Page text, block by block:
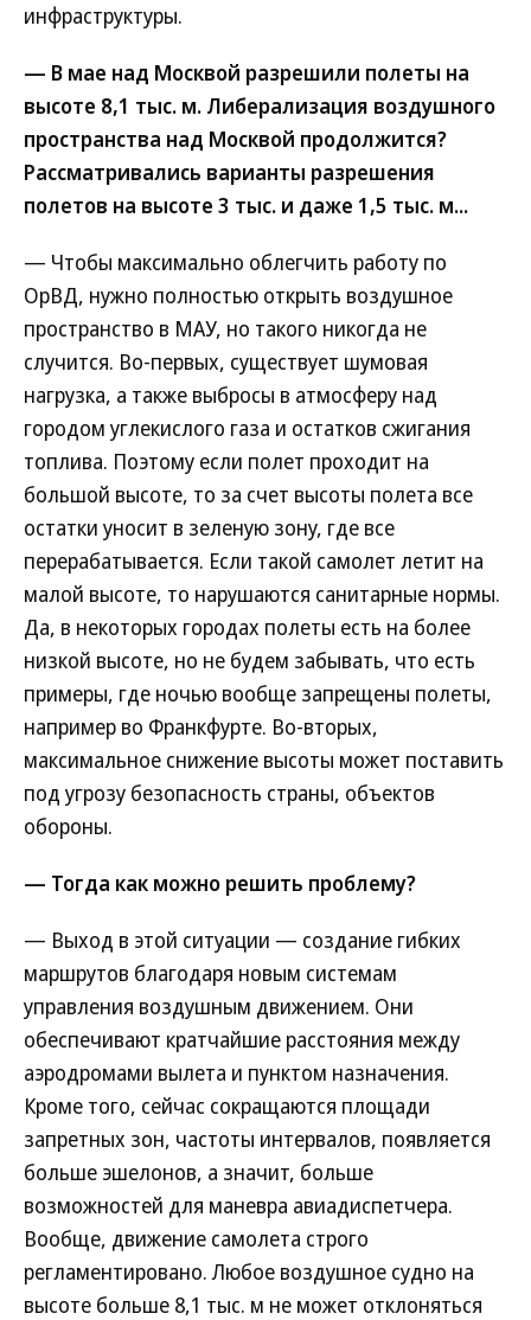
инфраструктуры.
— В мае над Москвой разрешили полеты на
высоте 8,1 тыс. м. Либерализация воздушного
пространства над Москвой продолжится?
Рассматривались варианты разрешения
полетов на высоте 3 тыс. и даже 1,5 тыс. м...
— Чтобы максимально облегчить работу по
ОрВД, нужно полностью открыть воздушное
пространство в МАУ, но такого никогда не
случится. Во-первых, существует шумовая
нагрузка, а также выбросы в атмосферу над
городом углекислого газа и остатков сжигания
топлива. Поэтому если полет проходит на
большой высоте, то за счет высоты полета все
остатки уносит в зеленую зону, где все
перерабатывается. Если такой самолет летит на
малой высоте, то нарушаются санитарные нормы.
Да, в некоторых городах полеты есть на более
низкой высоте, но не будем забывать, что есть
примеры, где ночью вообще запрещены полеты,
например во Франкфурте. Во-вторых,
максимальное снижение высоты может поставить
под угрозу безопасность страны, объектов
обороны.
— Тогда как можно решить проблему?
— Выход в этой ситуации — создание гибких
маршрутов благодаря новым системам
управления воздушным движением. Они
обеспечивают кратчайшие расстояния между
аэродромами вылета и пунктом назначения.
Кроме того, сейчас сокращаются площади
запретных зон, частоты интервалов, появляется
больше эшелонов, а значит, больше
возможностей для маневра авиадиспетчера.
Вообще, движение самолета строго
регламентировано. Любое воздушное судно на
высоте больше 8,1 тыс. м не может отклоняться